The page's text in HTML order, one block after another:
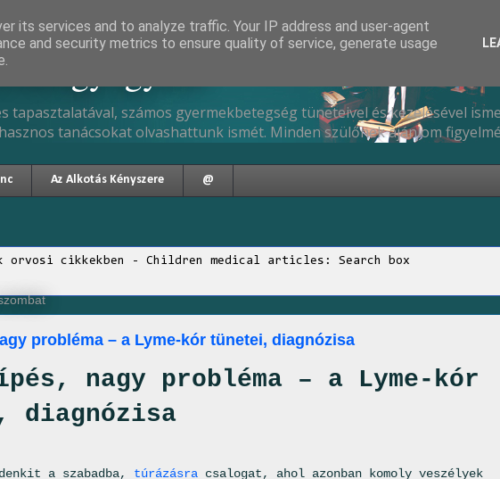
tapasztalatával, számos gyermekbetegség tüneteivel és kezelésével
tanácsokat olvashattunk ismét. Minden szülőnek ajánlom
Az Alkotás Kényszere @
orvosi cikkekben - Children medical articles: Search box
probléma – a Lyme-kór tünetei, diagnózisa
nagy probléma – a Lyme-kór
diagnózisa
a szabadba, túrázásra csalogat, ahol azonban komoly veszélyek
its services and to analyze traffic. Your IP address and user-agent
and security metrics to ensure quality of service, generate usage